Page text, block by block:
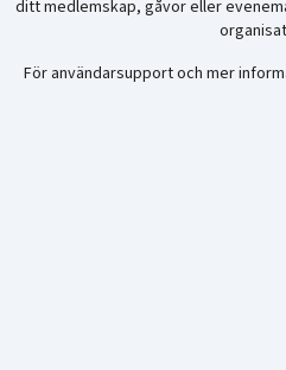
ditt medlemskap, gåvor eller
För användarsupport och mer